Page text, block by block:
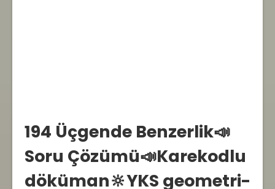
194 Üçgende Benzerlik📣
Soru Çözümü📣Karekodlu
döküman🔆YKS geometri-